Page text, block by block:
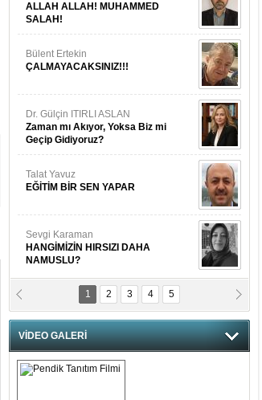
ALLAH ALLAH! MUHAMMED
SALAH!
Bülent Ertekin
ÇALMAYACAKSINIZ!!!
Dr. Gülçin ITIRLI ASLAN
Zaman mı Akıyor, Yoksa Biz mi
Geçip Gidiyoruz?
Talat Yavuz
EĞİTİM BİR SEN YAPAR
Sevgi Karaman
HANGİMİZİN HIRSIZI DAHA
NAMUSLU?
Prof. Dr. Cahit Kurbanoğlu
Fatma Saçak Akbulut
SANAL KERHANE!
1 2 3 4 5
VİDEO GALERİ